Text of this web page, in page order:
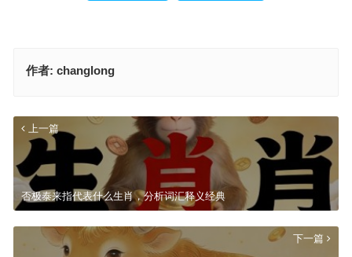
作者: changlong
上一篇
否极泰来指代表什么生肖，分析词汇释义经典
下一篇